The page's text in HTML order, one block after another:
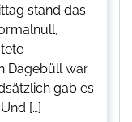
stand das
Dagebüll war
gab es
[…]